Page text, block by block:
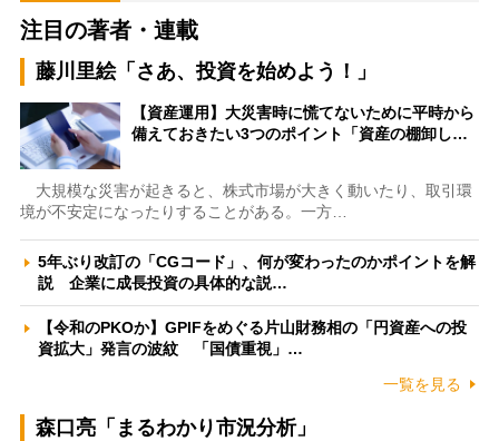
注目の著者・連載
藤川里絵「さあ、投資を始めよう！」
【資産運用】大災害時に慌てないために平時から
備えておきたい3つのポイント「資産の棚卸し…
大規模な災害が起きると、株式市場が大きく動いたり、取引環
境が不安定になったりすることがある。一方…
5年ぶり改訂の「CGコード」、何が変わったのかポイントを解
説 企業に成長投資の具体的な説…
【令和のPKOか】GPIFをめぐる片山財務相の「円資産への投
資拡大」発言の波紋 「国債重視」…
一覧を見る
森口亮「まるわかり市況分析」